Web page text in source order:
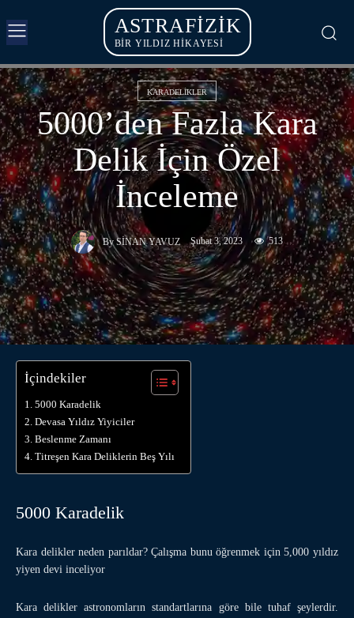
ASTRAFIZIK
BİR YILDIZ HİKAYESİ
KARADELIKLER
5000’den Fazla Kara
Delik İçin Özel
İnceleme
By SINAN YAVUZ Şubat 3, 2023 513
İçindekiler
5000 Karadelik
Devasa Yıldız Yiyiciler
Beslenme Zamanı
Titreşen Kara Deliklerin Beş Yılı
5000 Karadelik
Kara delikler neden parıldar? Çalışma bunu öğrenmek için 5,000 yıldız
yiyen devi inceliyor
Kara delikler astronomların standartlarına göre bile tuhaf şeylerdir.